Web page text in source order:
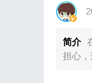
简介
担心